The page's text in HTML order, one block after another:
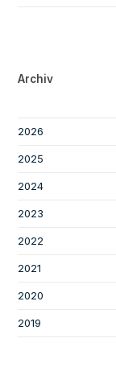
Archiv
2026
2025
2024
2023
2022
2021
2020
2019